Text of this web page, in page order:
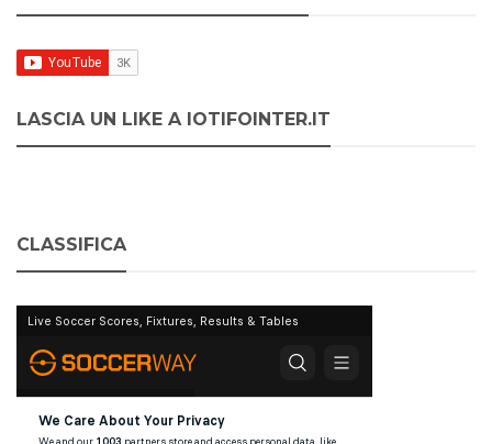
LASCIA UN LIKE A IOTIFOINTER.IT
CLASSIFICA